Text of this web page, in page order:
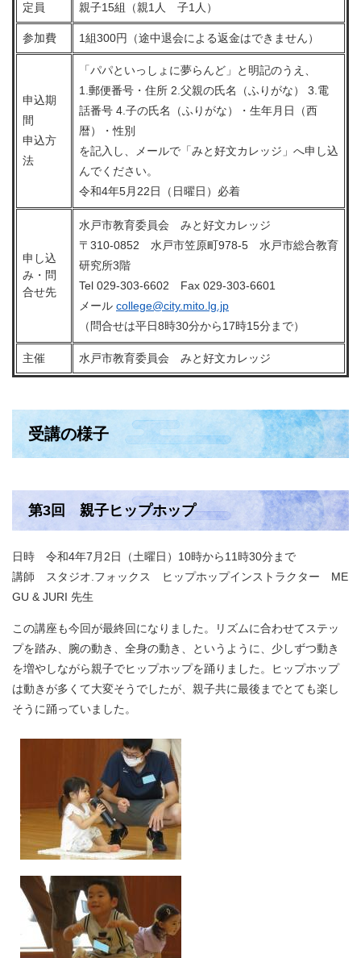
定員 親子15組（親1人 子1人）
参加費 1組300円（途中退会による返金はできません）
申込期
間
申込方
法
「パパといっしょに夢らんど」と明記のうえ、
1.郵便番号・住所 2.父親の氏名（ふりがな） 3.電
話番号 4.子の氏名（ふりがな）・生年月日（西
暦）・性別
を記入し、メールで「みと好文カレッジ」へ申し込
んでください。
令和4年5月22日（日曜日）必着
申し込
み・問
合せ先
水戸市教育委員会 みと好文カレッジ
〒310-0852 水戸市笠原町978-5 水戸市総合教育
研究所3階
Tel 029-303-6602 Fax 029-303-6601
メール college@city.mito.lg.jp
（問合せは平日8時30分から17時15分まで）
主催 水戸市教育委員会 みと好文カレッジ
受講の様子
第3回 親子ヒップホップ
日時 令和4年7月2日（土曜日）10時から11時30分まで
講師 スタジオ.フォックス ヒップホップインストラクター ME
GU & JURI 先生
この講座も今回が最終回になりました。リズムに合わせてステッ
プを踏み、腕の動き、全身の動き、というように、少しずつ動き
を増やしながら親子でヒップホップを踊りました。ヒップホップ
は動きが多くて大変そうでしたが、親子共に最後までとても楽し
そうに踊っていました。